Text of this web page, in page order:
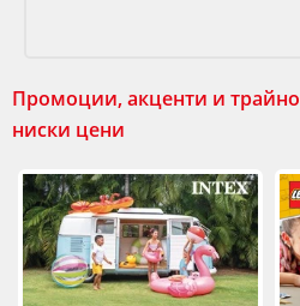
Промоции, акценти и трайно
ниски цени